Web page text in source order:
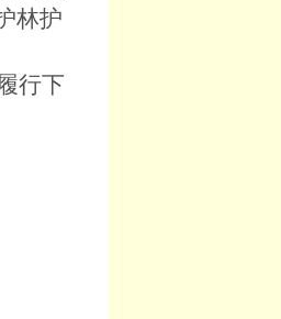
林护
行下